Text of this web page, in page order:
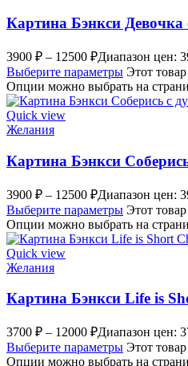
Картина Бэнкси
3900 ₽ – 12500 ₽Диапазон цен:
Выберите параметры Этот
Опции можно выбрать на
Quick view
Желания
Картина Бэнкси
3900 ₽ – 12500 ₽Диапазон цен:
Выберите параметры Этот
Опции можно выбрать на
Quick view
Желания
Картина Бэнкси Life is
3700 ₽ – 12000 ₽Диапазон цен:
Выберите параметры Этот
Опции можно выбрать на